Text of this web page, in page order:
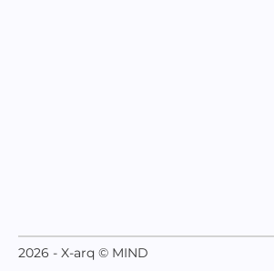
2026 - X-arq © MIND